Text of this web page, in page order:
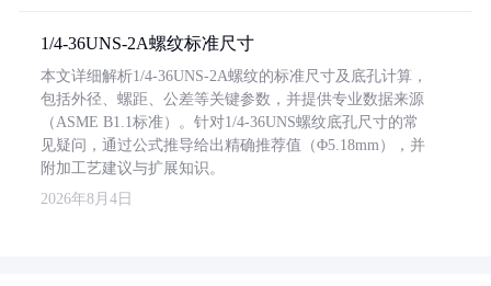
1/4-36UNS-2A螺纹标准尺寸
本文详细解析1/4-36UNS-2A螺纹的标准尺寸及底孔计算，
包括外径、螺距、公差等关键参数，并提供专业数据来源
（ASME B1.1标准）。针对1/4-36UNS螺纹底孔尺寸的常
见疑问，通过公式推导给出精确推荐值（Φ5.18mm），并
附加工艺建议与扩展知识。
2026年8月4日